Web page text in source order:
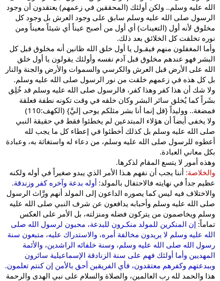
الله عليه وسلم.. ولكن أولئك (المحققين في زعمهم) يعتقدون أن وجود
الرسول صلى الله عليه وسلم سابق على وجود العرش بل وجود كل
مخلوق لأنه أول (التعينات) أي أول من أصبح عيناً أي شيئاً معيناً ومن
نوره تخلقت كل الخلائق بعد ذلك.
وأما المغفلون منهم فيقـول يا أول خلق الله ظانين أنه مخلوق قبل كل
البشر فهو عندهم مخلوق قبل آدم نفسه وأولئك يقولون يا أول خلق
الله على الأرض قبل العرش والكرسي والسموات والأرض والجنة والنار
بل كل هذه في زعمهم خلقت من نور الرسول صلى الله عليه وسلم.
ولا شك أن هذا كفر وهذا كفر، فالرسول صلى الله عليه وسلم قد خُلِق
بشَراً كما يُخلق سائر البشر وكان خلقه في وقت تكونه نطفة فعلقة
فمضغة.. ووليداً {قل إنما أنا بشر مثلكم يوحى إليَّ} (الكهف:110)
ولا يخفى أيضاً أن هؤلاء المبتدعين لم يخطئوا فقط في حقيقة النبي
صلى الله عليه وسلم بل كذلك أخطئوا في إعطاء كل ما يجب لله
أعطوه للرسول صلى الله عليه وسلم، من دعاء له واستغاثة به، وعبادة
بكل معاني العبادة.
وهذه أمور لا يتسع المقام لذكرها.
والخلاصة: أننا يجب أن نفهم هـذا الأمر الذي يبدو صغيراً في أوله ولكنه
عظيم جداً في نهايته فالاحتفال بالمولد: أوله بدعة وآخره كفر وزندقة.
والاختلاف فيه ليس كما يصوره الداعون إلى المولد أنهم ورَّاث الرسول
صلى الله عليه وسلم وأحبابه يدافعون عن شرف النبي صلى الله عليه
وسلم ويخاصمون من يتركون فضله ومنزلته، بل الأمر على العكس
تماماً: إن المنكرين للمولد منكـرون للبدعة، محبون لرسول الله صلى
الله عليه وسلم لا يريدون مخالفة أمره، والاستدراك عليه، متبعون سنة
رسول الله صلى الله عليه وسلم، وسنة خلفائه الراشدين، والأئمة
المهديين وأما أولئك فهم على سنة الزنادقة الإسماعيلية سائرون
وببدعتهم وكفرهم معتقدون، فأي الفريقين أحق بالأمن إن كنتم تعلمون.
هذا والحمد لله رب العالمين، والصلاة والسلام على نبي الهدى والرحمة